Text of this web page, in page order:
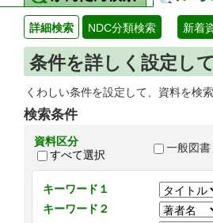
詳細検索 NDC分類検索 新着
条件を詳しく設定し
くわしい条件を設定して、資料を検
検索条件
資料区分
すべて選択
一般図書
キーワード１
キーワード２